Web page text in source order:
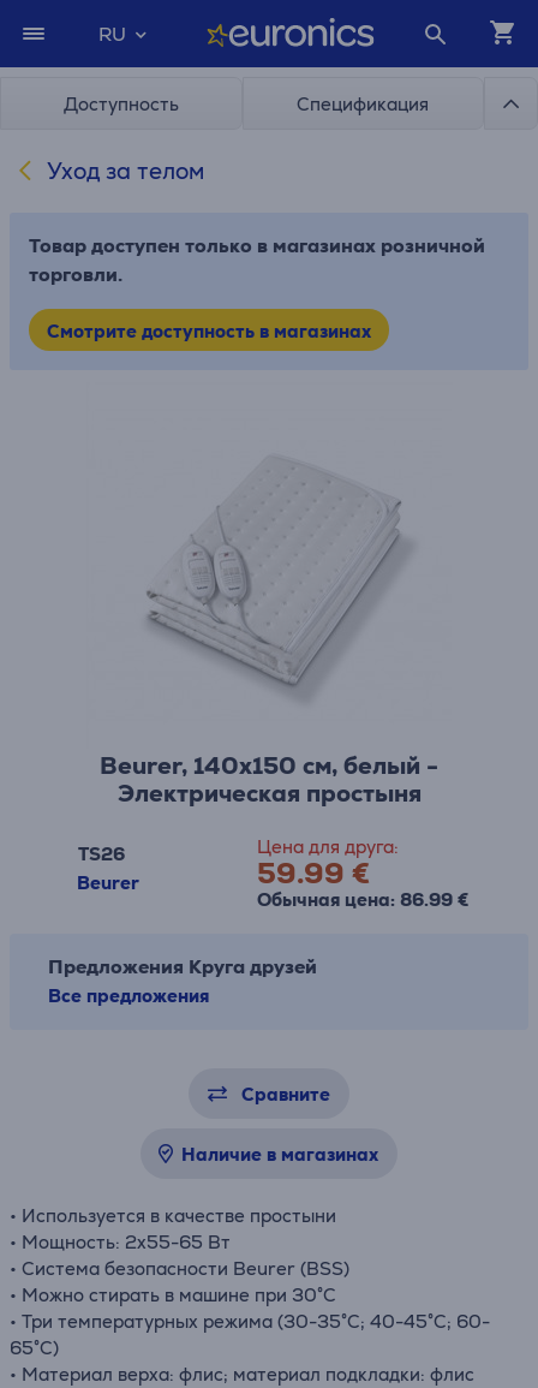
RU
Доступность Спецификация
Уход за телом
Товар доступен только в магазинах розничной
торговли.
Смотрите доступность в магазинах
Beurer, 140x150 см, белый -
Электрическая простыня
TS26
Beurer
Цена для друга:
59.99 €
Обычная цена: 86.99 €
Предложения Круга друзей
Все предложения
Сравните
Наличие в магазинах
• Используется в качестве простыни
• Мощность: 2x55-65 Вт
• Система безопасности Beurer (BSS)
• Можно стирать в машине при 30°C
• Три температурных режима (30-35°C; 40-45°C; 60-
65°C)
• Материал верха: флис; материал подкладки: флис